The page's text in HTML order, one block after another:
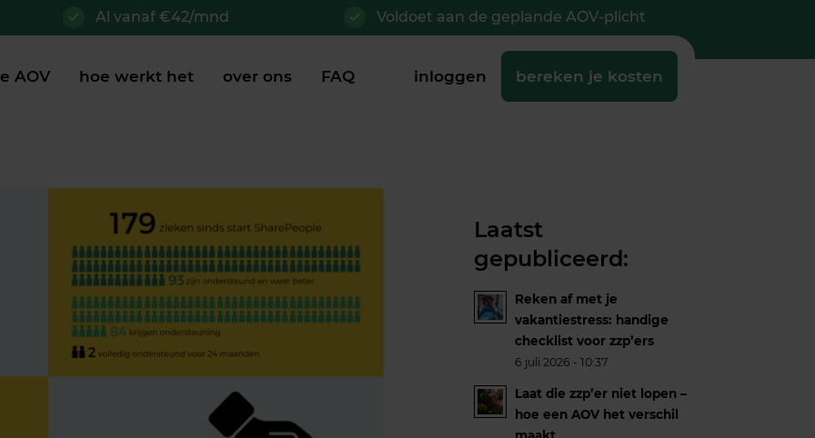
Al vanaf €42/mnd Voldoet aan de geplande AOV-plicht
AOV hoe werkt het over ons FAQ inloggen bereken je kosten
Laatst
gepubliceerd:
Reken af met je
vakantiestress: handige
checklist voor zzp’ers
6 juli 2026 - 10:37
Laat die zzp’er niet lopen –
hoe een AOV het verschil